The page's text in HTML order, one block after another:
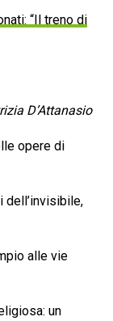
“Il treno di
D’Attanasio
opere di
dell’invisibile,
alle vie
un